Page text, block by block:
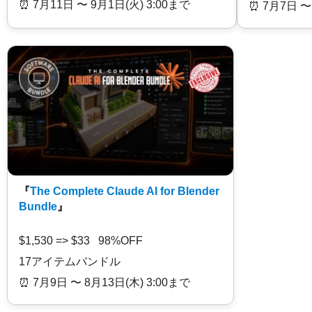
⏰️ 7月11日 〜 9月1日(火) 3:00まで
⏰️ 7月7日
『The Complete Claude AI for Blender
Bundle 』
$1,530 => $33 98%OFF
17アイテムバンドル
⏰️ 7月9日 〜 8月13日(木) 3:00まで